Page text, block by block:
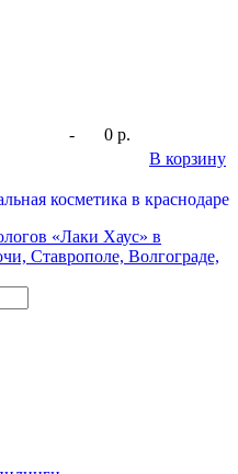
-
0 р.
В корзину